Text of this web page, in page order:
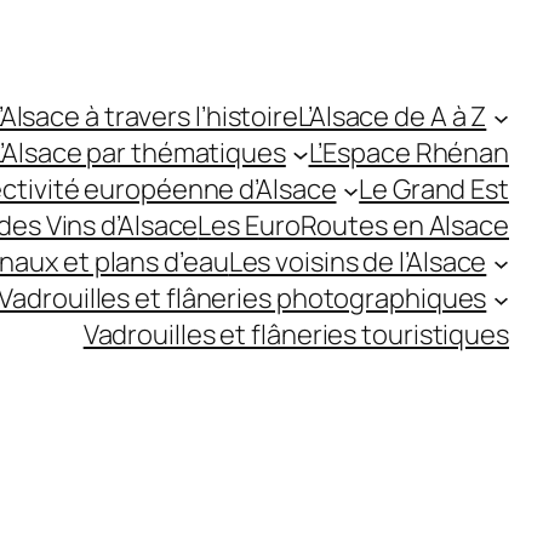
à travers l’histoireL’Alsace de A à Z
par thématiques
L’Espace Rhénan
européenne d’Alsace
Le Grand Est
Vins d’AlsaceLes EuroRoutes en Alsace
et plans d’eauLes voisins de l’Alsace
et flâneries photographiques
Vadrouilles et flâneries touristiques